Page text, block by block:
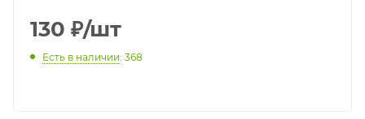
130 ₽/шт
Есть в наличии: 368